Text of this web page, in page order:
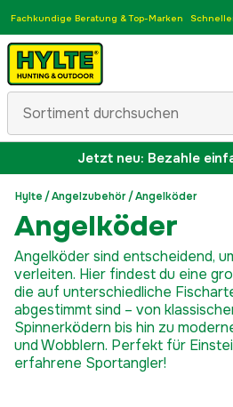
Fachkundige Beratung & Top-Marken
Jetzt neu: Bezahle
Hylte /Angelzubehör/Angelköder
Angelköder
Angelköder sind entscheidend,
verleiten. Hier findest du eine
die auf unterschiedliche
abgestimmt sind – von
Spinnerködern bis hin zu
und Wobblern. Perfekt für
erfahrene Sportangler!